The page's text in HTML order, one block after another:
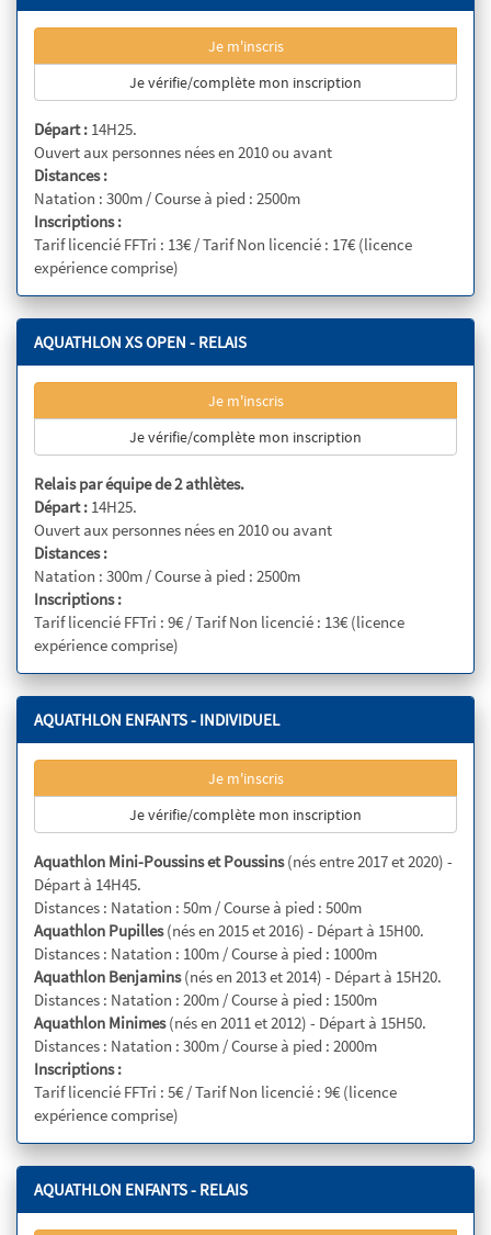
Je m'inscris
Je vérifie/complète mon inscription
Départ : 14H25.
Ouvert aux personnes nées en 2010 ou avant
Distances :
Natation : 300m / Course à pied : 2500m
Inscriptions :
Tarif licencié FFTri : 13€ / Tarif Non licencié : 17€ (licence
expérience comprise)
AQUATHLON XS OPEN - RELAIS
Je m'inscris
Je vérifie/complète mon inscription
Relais par équipe de 2 athlètes.
Départ : 14H25.
Ouvert aux personnes nées en 2010 ou avant
Distances :
Natation : 300m / Course à pied : 2500m
Inscriptions :
Tarif licencié FFTri : 9€ / Tarif Non licencié : 13€ (licence
expérience comprise)
AQUATHLON ENFANTS - INDIVIDUEL
Je m'inscris
Je vérifie/complète mon inscription
Aquathlon Mini-Poussins et Poussins(nés entre 2017 et 2020) -
Départ à 14H45.
Distances : Natation : 50m / Course à pied : 500m
Aquathlon Pupilles(nés en 2015 et 2016) - Départ à 15H00.
Distances : Natation : 100m / Course à pied : 1000m
Aquathlon Benjamins(nés en 2013 et 2014) - Départ à 15H20.
Distances : Natation : 200m / Course à pied : 1500m
Aquathlon Minimes(nés en 2011 et 2012) - Départ à 15H50.
Distances : Natation : 300m / Course à pied : 2000m
Inscriptions :
Tarif licencié FFTri : 5€ / Tarif Non licencié : 9€ (licence
expérience comprise)
AQUATHLON ENFANTS - RELAIS